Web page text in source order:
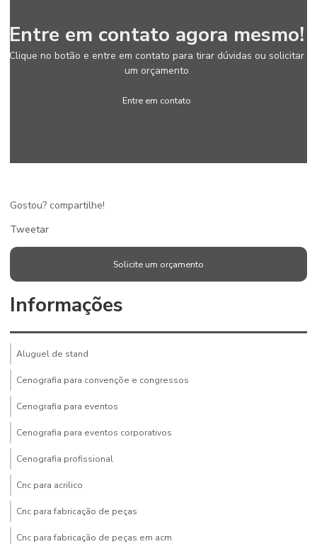
Entre em contato agora mesmo!
Clique no botão e entre em contato para tirar dúvidas ou solicitar
um orçamento
Entre em contato
Gostou? compartilhe!
Tweetar
Solicite um orçamento
Informações
Aluguel de stand
Cenografia para convençõe e congressos
Cenografia para eventos
Cenografia para eventos corporativos
Cenografia profissional
Cnc para acrilico
Cnc para fabricação de peças
Cnc para fabricação de peças em acm